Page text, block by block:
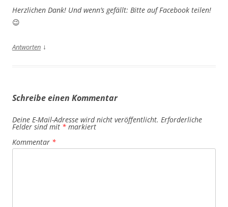
Herzlichen Dank! Und wenn’s gefällt: Bitte auf Facebook teilen!
😉
Antworten ↓
Schreibe einen Kommentar
Deine E-Mail-Adresse wird nicht veröffentlicht. Erforderliche
Felder sind mit * markiert
Kommentar *